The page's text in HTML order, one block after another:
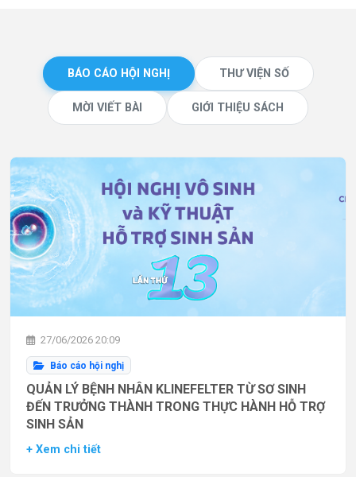
BÁO CÁO HỘI NGHỊ THƯ VIỆN SỐ
MỜI VIẾT BÀI GIỚI THIỆU SÁCH
27/06/2026 20:09
Báo cáo hội nghị
QUẢN LÝ BỆNH NHÂN KLINEFELTER TỪ SƠ SINH
ĐẾN TRƯỞNG THÀNH TRONG THỰC HÀNH HỖ TRỢ
SINH SẢN
+ Xem chi tiết